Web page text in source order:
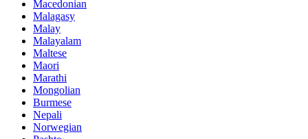
Macedonian
Malagasy
Malay
Malayalam
Maltese
Maori
Marathi
Mongolian
Burmese
Nepali
Norwegian